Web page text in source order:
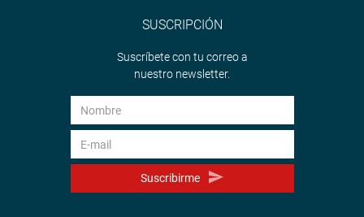
SUSCRIPCIÓN
Suscríbete con tu correo a
nuestro newsletter.
Suscribirme